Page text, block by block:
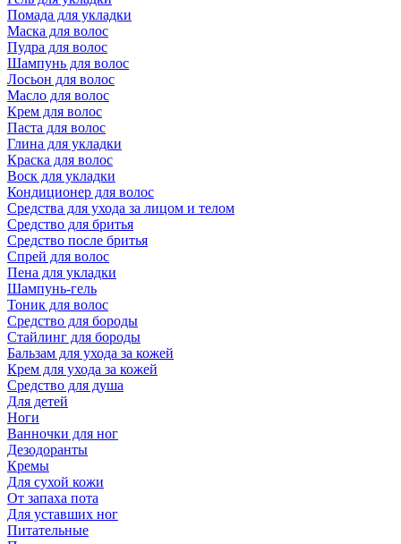
Помада для укладки
Маска для волос
Пудра для волос
Шампунь для волос
Лосьон для волос
Масло для волос
Крем для волос
Паста для волос
Глина для укладки
Краска для волос
Воск для укладки
Кондиционер для волос
Средства для ухода за лицом и телом
Средство для бритья
Средство после бритья
Спрей для волос
Пена для укладки
Шампунь-гель
Тоник для волос
Средство для бороды
Стайлинг для бороды
Бальзам для ухода за кожей
Крем для ухода за кожей
Средство для душа
Для детей
Ноги
Ванночки для ног
Дезодоранты
Кремы
Для сухой кожи
От запаха пота
Для уставших ног
Питательные